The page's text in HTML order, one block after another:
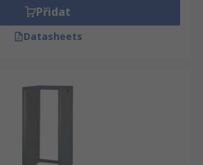
Přidat
Datasheets